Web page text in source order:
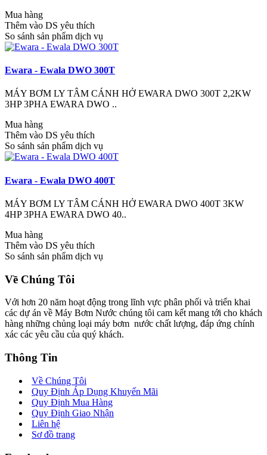
Mua hàng
Thêm vào DS yêu thích
So sánh sản phẩm dịch vụ
Ewara - Ewala DWO 300T
MÁY BƠM LY TÂM CÁNH HỞ EWARA DWO 300T 2,2KW
3HP 3PHA EWARA DWO ..
Mua hàng
Thêm vào DS yêu thích
So sánh sản phẩm dịch vụ
Ewara - Ewala DWO 400T
MÁY BƠM LY TÂM CÁNH HỞ EWARA DWO 400T 3KW
4HP 3PHA EWARA DWO 40..
Mua hàng
Thêm vào DS yêu thích
So sánh sản phẩm dịch vụ
Về Chúng Tôi
Với hơn 20 năm hoạt động trong lĩnh vực phân phối và triển khai
các dự án về Máy Bơm Nước chúng tôi cam kết mang tới cho khách
hàng những chủng loại máy bơm nước chất lượng, đáp ứng chính
xác các yêu cầu của quý khách.
Thông Tin
Về Chúng Tôi
Quy Định Áp Dụng Khuyến Mãi
Quy Định Mua Hàng
Quy Định Giao Nhận
Liên hệ
Sơ đồ trang